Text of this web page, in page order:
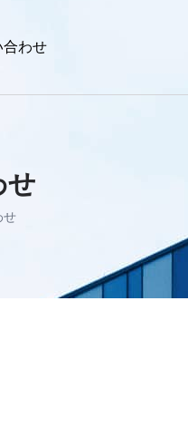
わせ
せ
せ